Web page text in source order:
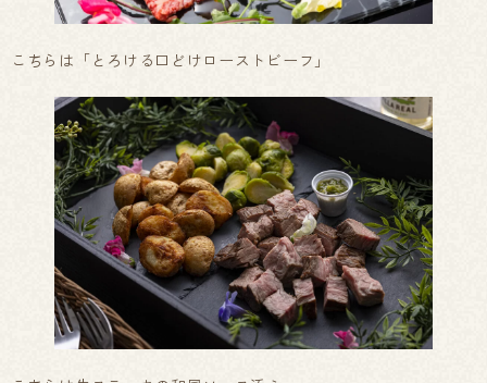
こちらは「とろける口どけローストビーフ」